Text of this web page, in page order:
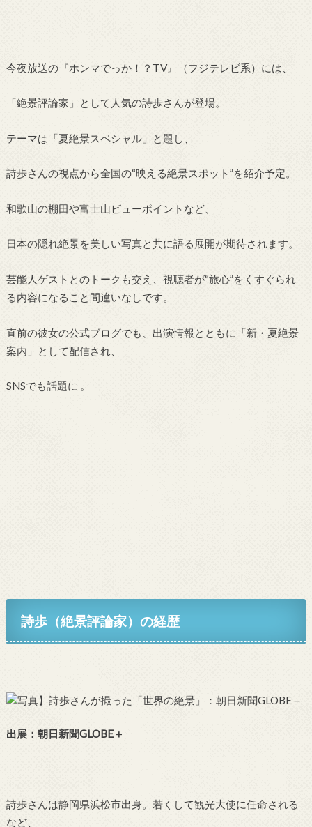
今夜放送の『ホンマでっか！？TV』（フジテレビ系）には、
「絶景評論家」として人気の詩歩さんが登場。
テーマは「夏絶景スペシャル」と題し、
詩歩さんの視点から全国の“映える絶景スポット”を紹介予定。
和歌山の棚田や富士山ビューポイントなど、
日本の隠れ絶景を美しい写真と共に語る展開が期待されます。
芸能人ゲストとのトークも交え、視聴者が“旅心”をくすぐられ
る内容になること間違いなしです。
直前の彼女の公式ブログでも、出演情報とともに「新・夏絶景
案内」として配信され、
SNSでも話題に 。
詩歩（絶景評論家）の経歴
出展： 朝日新聞GLOBE＋
詩歩さんは静岡県浜松市出身。若くして観光大使に任命される
など、